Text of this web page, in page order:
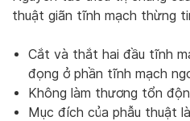
thuật giãn tĩnh mạch thừng
Cắt và thắt hai đầu tĩnh
đọng ở phần tĩnh mạch
Không làm thương tổn
Mục đích của phẫu thuật